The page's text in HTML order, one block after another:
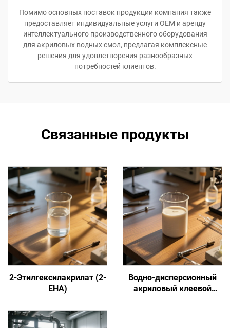
Помимо основных поставок продукции компания также
предоставляет индивидуальные услуги OEM и аренду
интеллектуального производственного оборудования
для акриловых водных смол, предлагая комплексные
решения для удовлетворения разнообразных
потребностей клиентов.
Связанные продукты
2-Этилгексилакрилат (2-
EHA)
Водно-дисперсионный
акриловый клеевой